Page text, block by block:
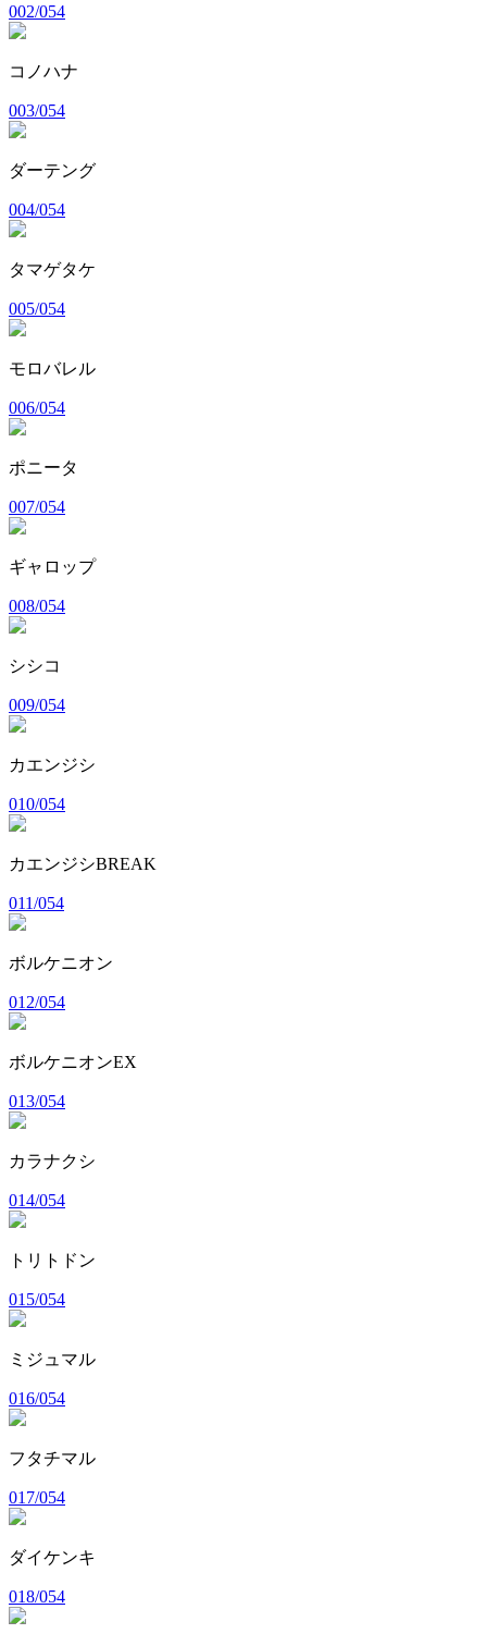
002/054
コノハナ
003/054
ダーテング
004/054
タマゲタケ
005/054
モロバレル
006/054
ポニータ
007/054
ギャロップ
008/054
シシコ
009/054
カエンジシ
010/054
カエンジシBREAK
011/054
ボルケニオン
012/054
ボルケニオンEX
013/054
カラナクシ
014/054
トリトドン
015/054
ミジュマル
016/054
フタチマル
017/054
ダイケンキ
018/054